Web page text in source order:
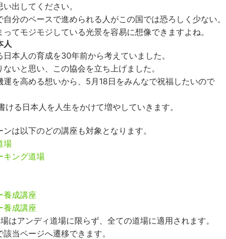
出してください。
分のペースで進められる人がこの国では恐ろしく少ない。
てモジモジしている光景を容易に想像できますよね。
人
本人の育成を30年前から考えていました。
いと思い、この協会を立ち上げました。
を高める想いから、5月18日をみんなで祝福したいので
る日本人を人生をかけて増やしていきます。
は以下のどの講座も対象となります。
場
キング道場
養成講座
養成講座
はアンディ道場に限らず、全ての道場に適用されます。
当ページへ遷移できます。